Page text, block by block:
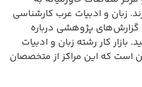
زبان و ادبیات عرب کارشناسی
پژوهشی درباره
کار رشته زبان و ادبیات
است که این مراکز از متخصصان